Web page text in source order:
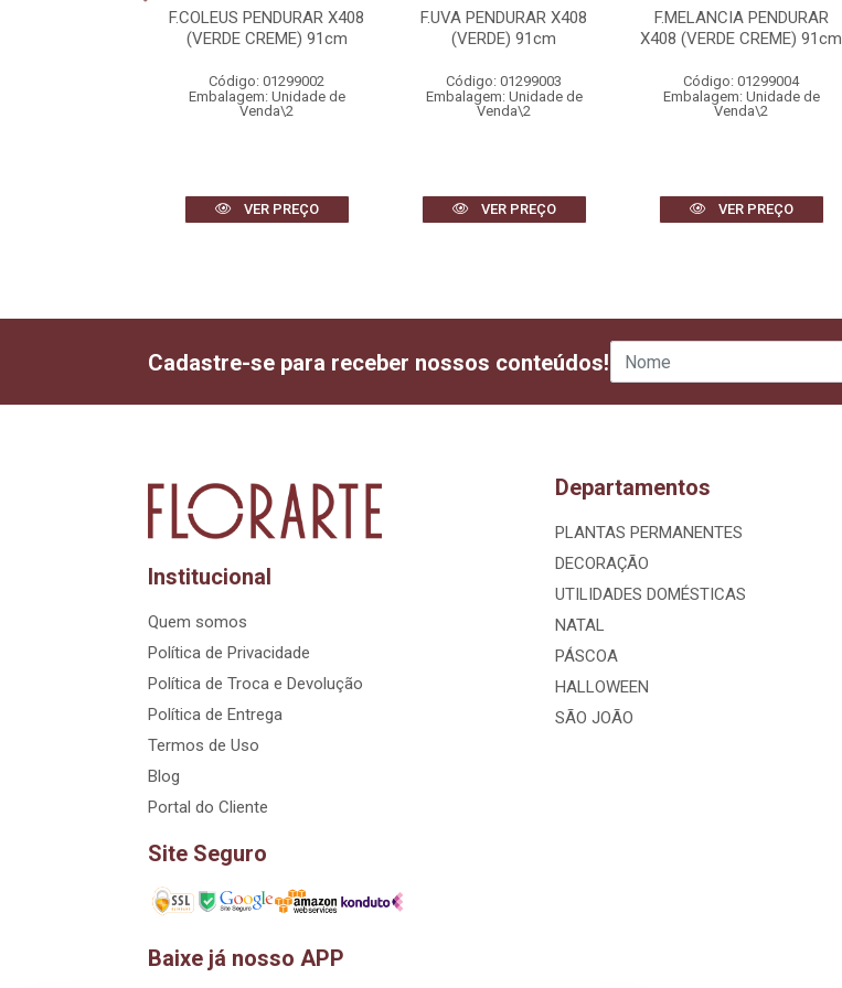
F.COLEUS PENDURAR X408
(VERDE CREME) 91cm
Código: 01299002
Embalagem: Unidade de
Venda\2
VER PREÇO
F.UVA PENDURAR X408
(VERDE) 91cm
Código: 01299003
Embalagem: Unidade de
Venda\2
VER PREÇO
F.MELANCIA PENDURAR
X408 (VERDE CREME) 91cm
Código: 01299004
Embalagem: Unidade de
Venda\2
VER PREÇO
Cadastre-se para receber nossos conteúdos!
Institucional
Quem somos
Política de Privacidade
Política de Troca e Devolução
Política de Entrega
Termos de Uso
Blog
Portal do Cliente
Site Seguro
Baixe já nosso APP
Departamentos
PLANTAS PERMANENTES
DECORAÇÃO
UTILIDADES DOMÉSTICAS
NATAL
PÁSCOA
HALLOWEEN
SÃO JOÃO